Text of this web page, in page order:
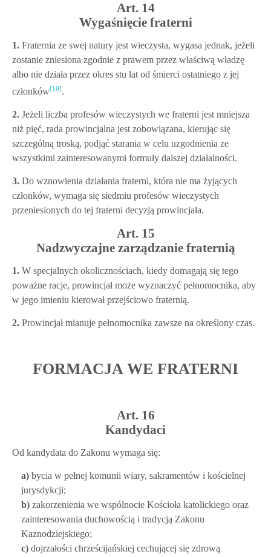
Art. 14
Wygaśnięcie fraterni
1. Fraternia ze swej natury jest wieczysta, wygasa jednak, jeżeli
zostanie zniesiona zgodnie z prawem przez właściwą władzę
albo nie działa przez okres stu lat od śmierci ostatniego z jej
członków[10] .
2. Jeżeli liczba profesów wieczystych we fraterni jest mniejsza
niż pięć, rada prowincjalna jest zobowiązana, kierując się
szczególną troską, podjąć starania w celu uzgodnienia ze
wszystkimi zainteresowanymi formuły dalszej działalności.
3. Do wznowienia działania fraterni, która nie ma żyjących
członków, wymaga się siedmiu profesów wieczystych
przeniesionych do tej fraterni decyzją prowincjała.
Art. 15
Nadzwyczajne zarządzanie fraternią
1. W specjalnych okolicznościach, kiedy domagają się tego
poważne racje, prowincjał może wyznaczyć pełnomocnika, aby
w jego imieniu kierował przejściowo fraternią.
2. Prowincjał mianuje pełnomocnika zawsze na określony czas.
FORMACJA WE FRATERNI
Art. 16
Kandydaci
Od kandydata do Zakonu wymaga się:
a) bycia w pełnej komunii wiary, sakramentów i kościelnej
jurysdykcji;
b) zakorzenienia we wspólnocie Kościoła katolickiego oraz
zainteresowania duchowością i tradycją Zakonu
Kaznodziejskiego;
c) dojrzałości chrześcijańskiej cechującej się zdrową